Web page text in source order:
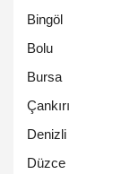
Bingöl
Bolu
Bursa
Çankırı
Denizli
Düzce